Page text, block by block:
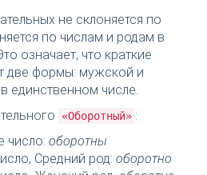
не склоняется по
по числам и родам в
означает, что краткие
две формы: мужской и
единственном числе.
«Оборотный» :
число: оборотны
Средний род: оборотно